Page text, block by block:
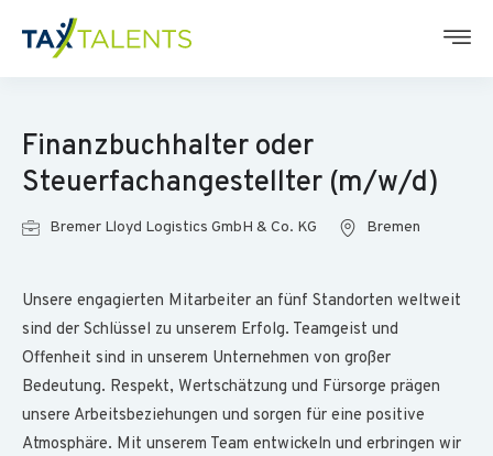
Finanzbuchhalter oder
Steuerfachangestellter (m/w/d)
Bremer Lloyd Logistics GmbH & Co. KG Bremen
Unsere engagierten Mitarbeiter an fünf Standorten weltweit
sind der Schlüssel zu unserem Erfolg. Teamgeist und
Offenheit sind in unserem Unternehmen von großer
Bedeutung. Respekt, Wertschätzung und Fürsorge prägen
unsere Arbeitsbeziehungen und sorgen für eine positive
Atmosphäre. Mit unserem Team entwickeln und erbringen wir